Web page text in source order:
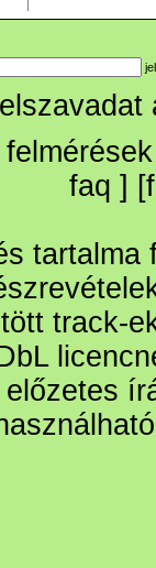
felmérések
faq ] [
track-